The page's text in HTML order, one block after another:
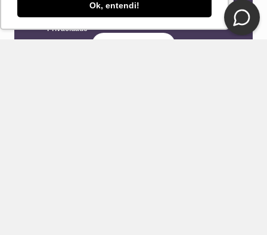
Ok, entendi!
Eu concordo com os Termos & Condições e Política de
Privacidade